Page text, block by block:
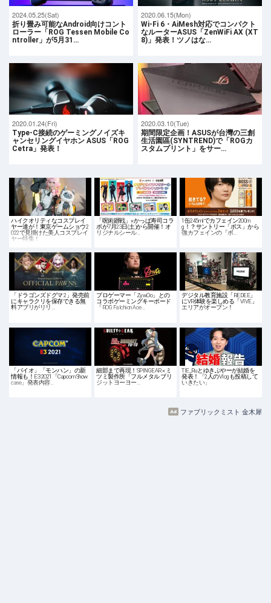
2024.05.25(Sat)
折り畳み可能なAndroid向けコント
ローラー「ROG Tessen Mobile Co
ntroller」が5月31…
2020.06.15(Mon)
Wi-Fi 6・AiMesh対応でコンパクト
なルーターASUS「ZenWiFi AX (XT
8)」発表！ツノはな…
2020.01.24(Fri)
Type-C接続のゲーミングノイズキ
ャンセリングイヤホン ASUS「ROG
Cetra」発表！
2020.03.10(Tue)
期間限定企画！ASUSが台灣の三創
生活園區(SYNTREND)で「ROGカ
スタムプリント」をサー…
ハイクオリティなコスプレイ
ヤー達が！東京ゲームショウ2
022で見掛けた美人コスプレイ
ヤー特集！
「呪術廻戦」×かっぱ寿司コラ
ボが7月23日(土)から開催！オ
リジナルシール…
1缶245mlでカフェイン200m
g！？サントリー「ボス」から
強カフェインの「ボ…
「ドラゴンズドグマ 2」発売前
にキャラクリを保存できる無
料アプリがリリ…
プロゲーマー「ZywOo」との
コラボゲーミングキーボード
「ROG Falchion Ace…
デジタル教育施設「REDEE」
にVR体験を楽しめる「VIVE」
エリアがオープン！
「バイオ」「モンハン」の新
情報も！E3 2021「Capcom Show
case」発表内容…
細部まで再現！SPINGEAR × ミ
ツミ製作所「フルメタル ブリ
ジットヨーヨー…
TIE_Ruとゆきぶやーが結婚を
発表！「2人のVlogも投稿して
いきたい」
ファブリックミスト 金木犀